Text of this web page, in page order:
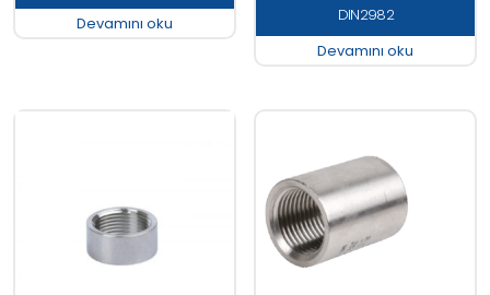
Devamını oku
DIN2982
Devamını oku